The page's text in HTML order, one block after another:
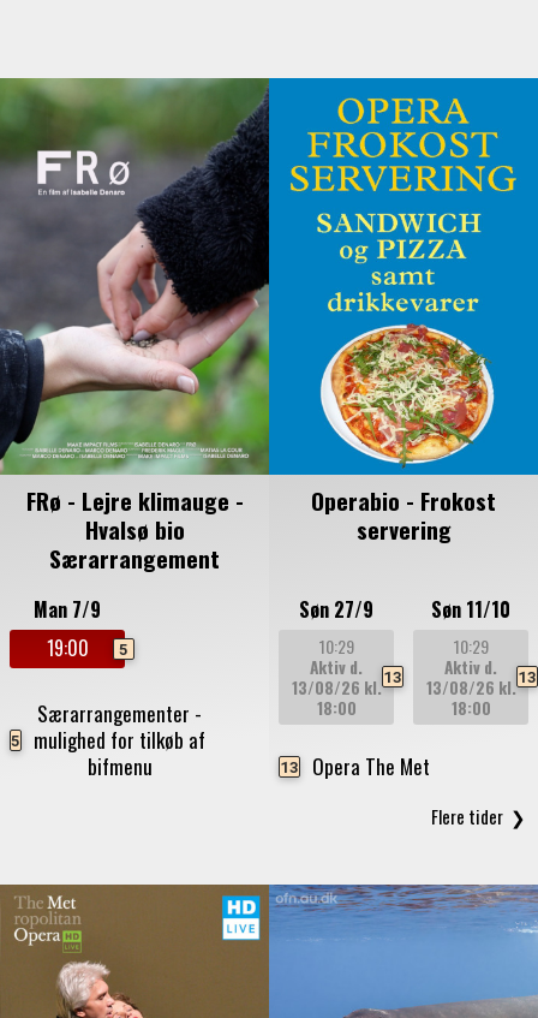
FRø - Lejre klimauge -
Hvalsø bio
Særarrangement
Man 7/9
19:00
5
5
Særarrangementer -
mulighed for tilkøb af
bifmenu
Operabio - Frokost
servering
Søn 27/9
10:29
13
Aktiv d.
13/08/26 kl.
18:00
Søn 11/10
10:29
13
Aktiv d.
13/08/26 kl.
18:00
13 Opera The Met